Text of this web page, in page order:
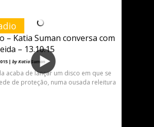
– Katia Suman conversa com
– 13.10.15
| by Katia Suman
acaba de lançar um disco em que se
de proteção, numa ousada releitura